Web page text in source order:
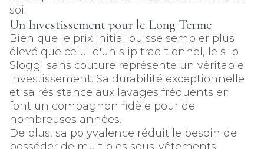
soi.
Un Investissement pour le Long Terme
Bien que le prix initial puisse sembler plus
élevé que celui d'un slip traditionnel, le slip
Sloggi sans couture représente un véritable
investissement. Sa durabilité exceptionnelle
et sa résistance aux lavages fréquents en
font un compagnon fidèle pour de
nombreuses années.
De plus, sa polyvalence réduit le besoin de